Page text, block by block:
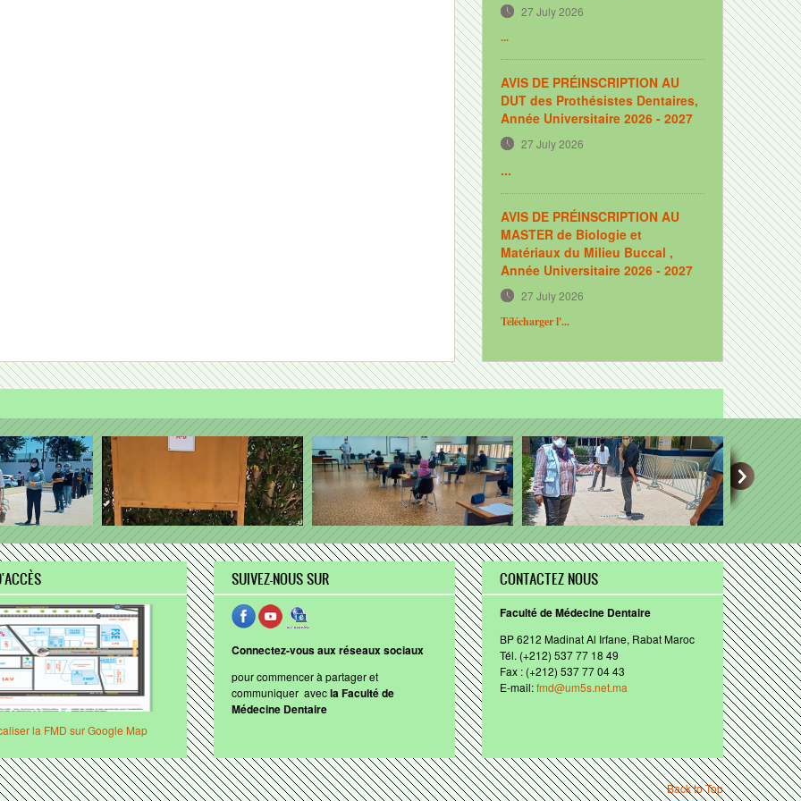
27 July 2026
...
AVIS DE PRÉINSCRIPTION AU
DUT des Prothésistes Dentaires,
Année Universitaire 2026 - 2027
27 July 2026
...
AVIS DE PRÉINSCRIPTION AU
MASTER de Biologie et
Matériaux du Milieu Buccal ,
Année Universitaire 2026 - 2027
27 July 2026
Télécharger l'...
la FMD sur Google Map
SUIVEZ-NOUS SUR
Connectez-vous aux réseaux sociaux
pourcommencerà partageret
communiquer aveclaFacultéde
Médecine Dentaire
CONTACTEZ NOUS
Faculté de Médecine Dentaire
BP 6212 MadinatAl Irfane, RabatMaroc
Tél. (+212) 537 77 18 49
Fax : (+212) 537 77 04 43
E-mail:fmd@um5s.net.ma
Back to Top